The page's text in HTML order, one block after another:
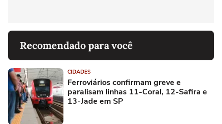
Recomendado para você
CIDADES
Ferroviários confirmam greve e
paralisam linhas 11-Coral, 12-Safira e
13-Jade em SP